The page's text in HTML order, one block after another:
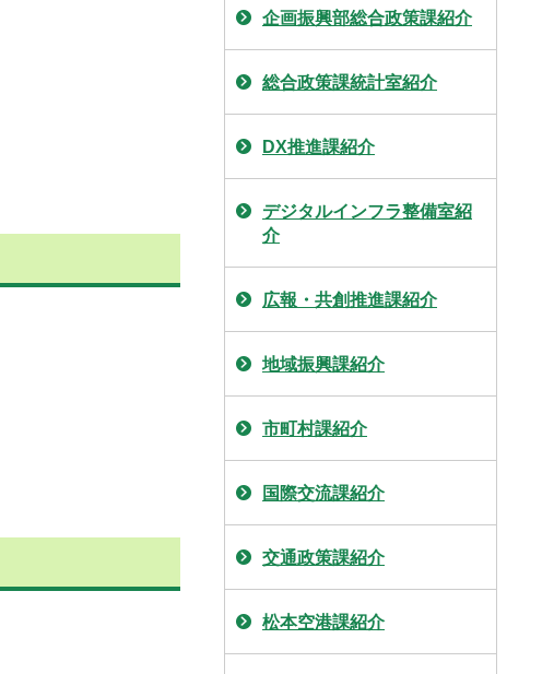
企画振興部総合政策課紹介
総合政策課統計室紹介
DX推進課紹介
デジタルインフラ整備室紹
介
広報・共創推進課紹介
地域振興課紹介
市町村課紹介
国際交流課紹介
交通政策課紹介
松本空港課紹介